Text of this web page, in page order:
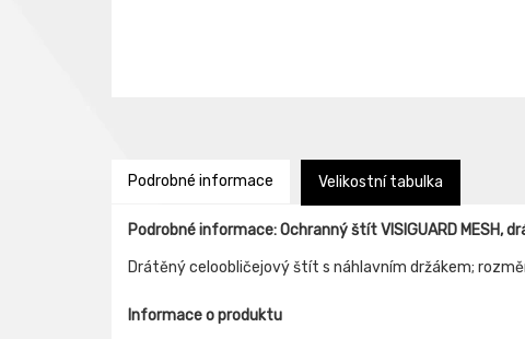
Podrobné informace Velikostní tabulka
Podrobné informace: Ochranný štít VISIGUARD MESH,
Drátěný celoobličejový štít s náhlavním držákem;
Informace o produktu